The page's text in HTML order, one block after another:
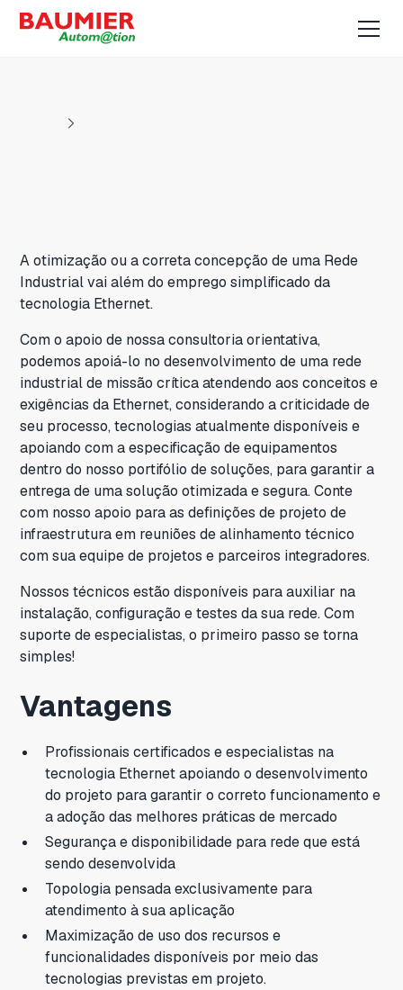
A otimização ou a correta concepção de uma Rede
Industrial vai além do emprego simplificado da
tecnologia Ethernet.
Com o apoio de nossa consultoria orientativa,
podemos apoiá-lo no desenvolvimento de uma rede
industrial de missão crítica atendendo aos conceitos e
exigências da Ethernet, considerando a criticidade de
seu processo, tecnologias atualmente disponíveis e
apoiando com a especificação de equipamentos
dentro do nosso portifólio de soluções, para garantir a
entrega de uma solução otimizada e segura. Conte
com nosso apoio para as definições de projeto de
infraestrutura em reuniões de alinhamento técnico
com sua equipe de projetos e parceiros integradores.
Nossos técnicos estão disponíveis para auxiliar na
instalação, configuração e testes da sua rede. Com
suporte de especialistas, o primeiro passo se torna
simples!
Vantagens
Profissionais certificados e especialistas na
tecnologia Ethernet apoiando o desenvolvimento
do projeto para garantir o correto funcionamento e
a adoção das melhores práticas de mercado
Segurança e disponibilidade para rede que está
sendo desenvolvida
Topologia pensada exclusivamente para
atendimento à sua aplicação
Maximização de uso dos recursos e
funcionalidades disponíveis por meio das
tecnologias previstas em projeto.